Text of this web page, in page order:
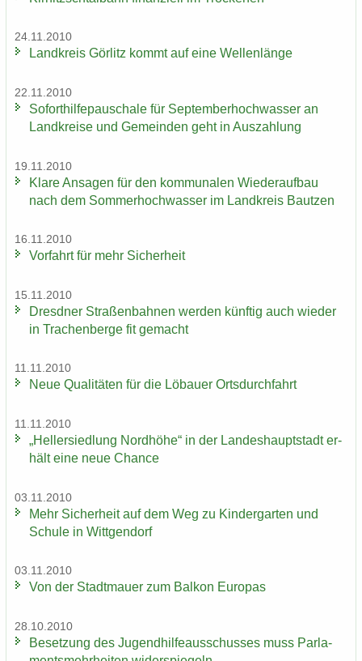
24.11.2010
Land­kreis Gör­litz kommt auf eine Wel­len­län­ge
22.11.2010
So­fort­hil­fe­pau­scha­le für Sep­tem­ber­hoch­was­ser an
Land­krei­se und Ge­mein­den geht in Aus­zah­lung
19.11.2010
Klare An­sa­gen für den kom­mu­na­len Wie­der­auf­bau
nach dem Som­mer­hoch­was­ser im Land­kreis Baut­zen
16.11.2010
Vor­fahrt für mehr Si­cher­heit
15.11.2010
Dresd­ner Stra­ßen­bah­nen wer­den künf­tig auch wie­der
in Tra­chen­ber­ge fit ge­macht
11.11.2010
Neue Qua­li­tä­ten für die Lö­bau­er Orts­durch­fahrt
11.11.2010
„Hel­ler­sied­lung Nord­hö­he“ in der Lan­des­haupt­stadt er­
hält eine neue Chan­ce
03.11.2010
Mehr Si­cher­heit auf dem Weg zu Kin­der­gar­ten und
Schu­le in Witt­gen­dorf
03.11.2010
Von der Stadt­mau­er zum Bal­kon Eu­ro­pas
28.10.2010
Be­set­zung des Ju­gend­hil­fe­aus­schus­ses muss Par­la­